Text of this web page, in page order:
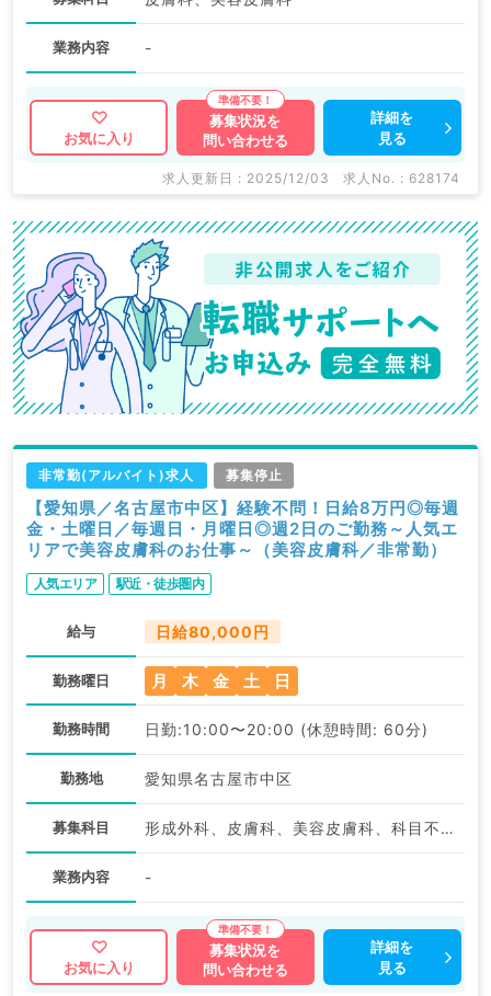
業務内容 -
お気に入り
募集状況を
問い合わせる
詳細を
見る
求人更新日 : 2025/12/03 求人No. : 628174
非常勤(アルバイト)求人 募集停止
【愛知県／名古屋市中区】経験不問！日給8万円◎毎週
金・土曜日／毎週日・月曜日◎週2日のご勤務～人気エ
リアで美容皮膚科のお仕事～（美容皮膚科／非常勤）
人気エリア 駅近・徒歩圏内
給与 日給80,000円
勤務曜日 月 木 金 土 日
勤務時間 日勤:10:00〜20:00 (休憩時間: 60分)
勤務地 愛知県名古屋市中区
募集科目 形成外科、皮膚科、美容皮膚科、科目不問
業務内容 -
お気に入り
募集状況を
問い合わせる
詳細を
見る